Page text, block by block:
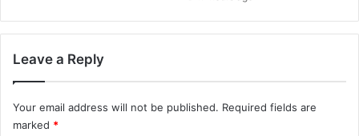
Leave a Reply
Your email address will not be published. Required fields are
marked *